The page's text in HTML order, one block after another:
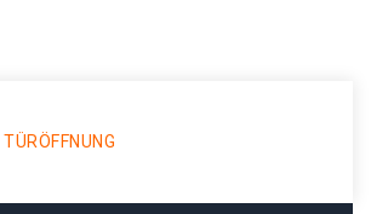
TÜRÖFFNUNG